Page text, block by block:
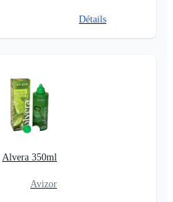
Détails
Alvera 350ml
Avizor